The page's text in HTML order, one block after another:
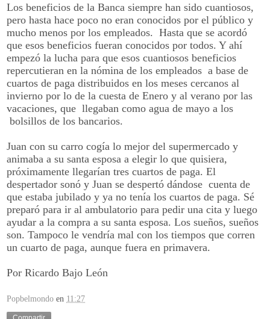
Los beneficios de la Banca siempre han sido cuantiosos,
pero hasta hace poco no eran conocidos por el público y
mucho menos por los empleados. Hasta que se acordó
que esos beneficios fueran conocidos por todos. Y ahí
empezó la lucha para que esos cuantiosos beneficios
repercutieran en la nómina de los empleados a base de
cuartos de paga distribuidos en los meses cercanos al
invierno por lo de la cuesta de Enero y al verano por las
vacaciones, que llegaban como agua de mayo a los
bolsillos de los bancarios.
Juan con su carro cogía lo mejor del supermercado y
animaba a su santa esposa a elegir lo que quisiera,
próximamente llegarían tres cuartos de paga. El
despertador sonó y Juan se despertó dándose cuenta de
que estaba jubilado y ya no tenía los cuartos de paga. Sé
preparó para ir al ambulatorio para pedir una cita y luego
ayudar a la compra a su santa esposa. Los sueños, sueños
son. Tampoco le vendría mal con los tiempos que corren
un cuarto de paga, aunque fuera en primavera.
Por Ricardo Bajo León
Popbelmondo en 11:27